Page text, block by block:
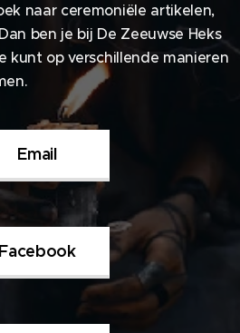
naar ceremoniële artikelen,
ben je bij De Zeeuwse Heks
kunt op verschillende manieren
Email
Facebook